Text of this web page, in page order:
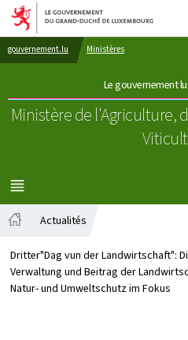
Aller au menu
Aller au
gouvernement.lu Ministères
Le gouvernement
Ministère de l'Agriculture,
MENU
PRINCIPAL
Actualités
Dritter"Dag vun der Landwirtschaft":
Verwaltung und Beitrag der
Natur- und Umweltschutz im Fokus